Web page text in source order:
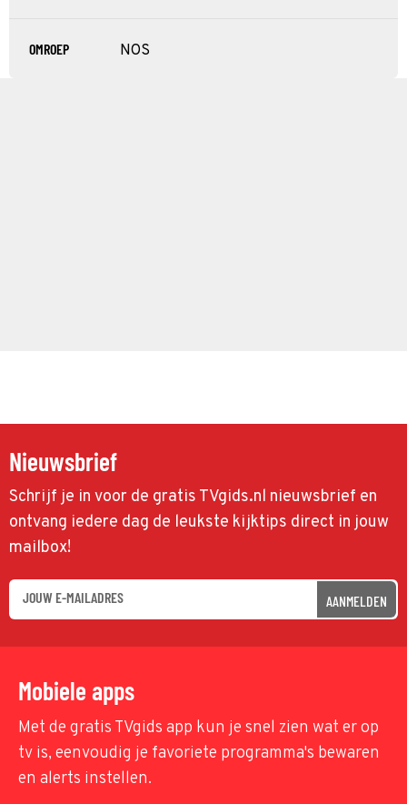
OMROEP NOS
Nieuwsbrief
Schrijf je in voor de gratis TVgids.nl nieuwsbrief en
ontvang iedere dag de leukste kijktips direct in jouw
mailbox!
AANMELDEN
Mobiele apps
Met de gratis TVgids app kun je snel zien wat er op
tv is, eenvoudig je favoriete programma's bewaren
en alerts instellen.